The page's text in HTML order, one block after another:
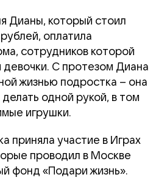
Дианы, который стоил
оплатила
сотрудников которой
девочки. С протезом Диана
жизнью подростка – она
одной рукой, в том
игрушки.
приняла участие в Играх
проводил в Москве
фонд «Подари жизнь».